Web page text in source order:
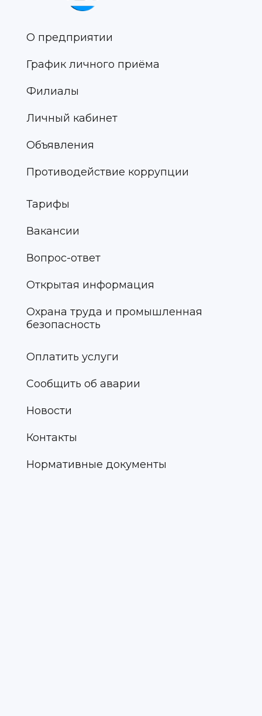
О предприятии
График личного приёма
Филиалы
Личный кабинет
Объявления
Противодействие коррупции
Тарифы
Вакансии
Вопрос-ответ
Открытая информация
Охрана труда и промышленная
безопасность
Оплатить услуги
Сообщить об аварии
Новости
Контакты
Нормативные документы